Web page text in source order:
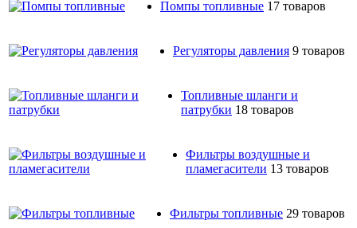
Помпы топливные 17 товаров
Регуляторы давления 9 товаров
Топливные шланги и
патрубки 18 товаров
Фильтры воздушные и
пламегасители 13 товаров
Фильтры топливные 29 товаров